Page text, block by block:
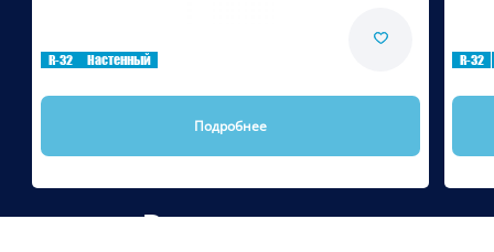
R-32 Настенный
Подробнее
R-32
Рекомендуем